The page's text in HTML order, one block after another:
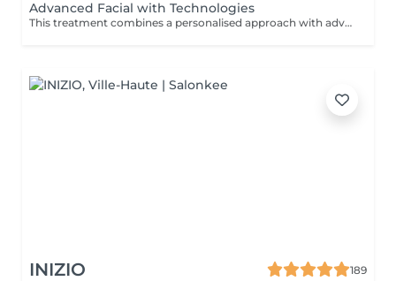
Advanced Facial with Technologies
This treatment combines a personalised approach with advanced technologies to work deeper on the skin. Technologies are selected according to your needs to improve skin texture, hydration and signs of ageing. An ideal treatment for visible results and a more advanced approach to skin improvement.
INIZIO
189